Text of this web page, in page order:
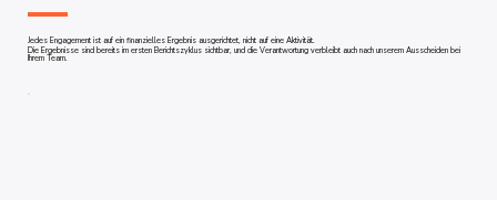
Jedes Engagement ist auf ein finanzielles Ergebnis ausgerichtet, nicht auf eine Aktivität.
Die Ergebnisse sind bereits im ersten Berichtszyklus sichtbar, und die Verantwortung verbleibt auch nach unserem Ausscheiden bei
Ihrem Team.